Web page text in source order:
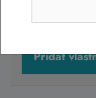
Hodnoťte.
Přidat